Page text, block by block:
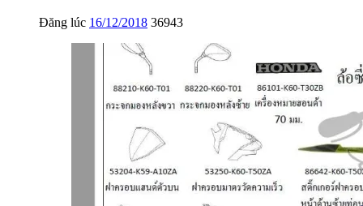
Đăng lúc 16/12/2018 36943